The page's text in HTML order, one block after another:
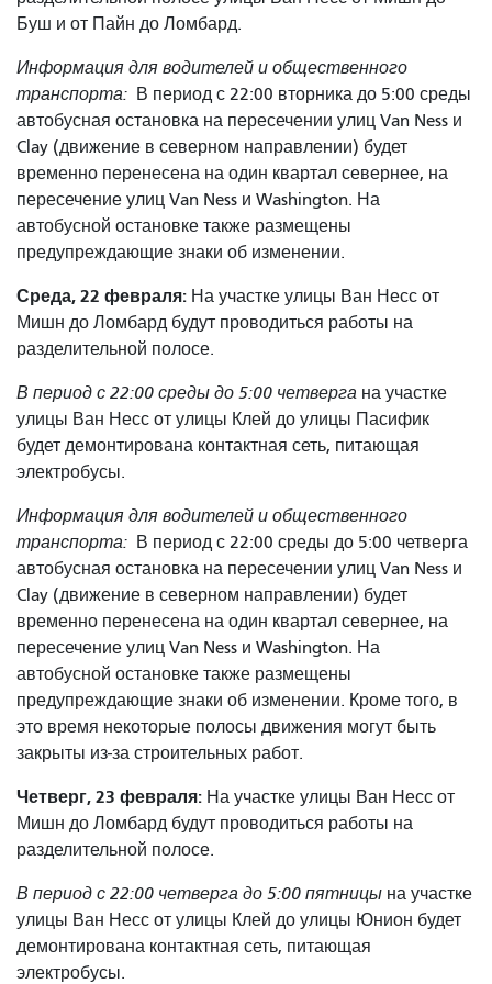
Буш и от Пайн до Ломбард.
Информация для водителей и общественного
транспорта: В период с 22:00 вторника до 5:00 среды
автобусная остановка на пересечении улиц Van Ness и
Clay (движение в северном направлении) будет
временно перенесена на один квартал севернее, на
пересечение улиц Van Ness и Washington. На
автобусной остановке также размещены
предупреждающие знаки об изменении.
Среда, 22 февраля: На участке улицы Ван Несс от
Мишн до Ломбард будут проводиться работы на
разделительной полосе.
В период с 22:00 среды до 5:00 четверга на участке
улицы Ван Несс от улицы Клей до улицы Пасифик
будет демонтирована контактная сеть, питающая
электробусы.
Информация для водителей и общественного
транспорта: В период с 22:00 среды до 5:00 четверга
автобусная остановка на пересечении улиц Van Ness и
Clay (движение в северном направлении) будет
временно перенесена на один квартал севернее, на
пересечение улиц Van Ness и Washington. На
автобусной остановке также размещены
предупреждающие знаки об изменении. Кроме того, в
это время некоторые полосы движения могут быть
закрыты из-за строительных работ.
Четверг, 23 февраля: На участке улицы Ван Несс от
Мишн до Ломбард будут проводиться работы на
разделительной полосе.
В период с 22:00 четверга до 5:00 пятницы на участке
улицы Ван Несс от улицы Клей до улицы Юнион будет
демонтирована контактная сеть, питающая
электробусы.